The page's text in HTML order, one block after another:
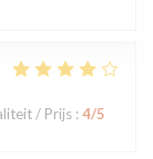
/ Prijs : 4/5